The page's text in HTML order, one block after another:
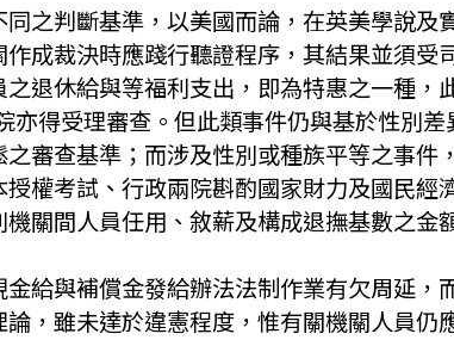
之判斷基準，以美國而論，在英美學說及
成裁決時應踐行聽證程序，其結果並須受
退休給與等福利支出，即為特惠之一種
得受理審查。但此類事件仍與基於性別
審查基準；而涉及性別或種族平等之事件
權考試、行政兩院斟酌國家財力及國民經
關間人員任用、敘薪及構成退撫基數之金
給與補償金發給辦法法制作業有欠周延，
，雖未達於違憲程度，惟有關機關人員仍